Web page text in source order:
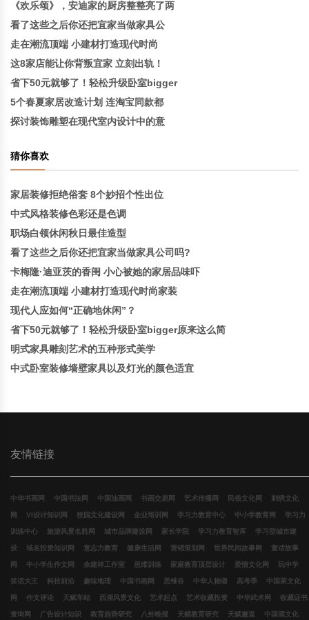
《欢乐颂》，安迪家的厨房整整亮了两
看了这些之后你还把宜家当做家具公
走在潮流顶端 小建材打造现代时尚
这8家店能让你背叛宜家 立刻出轨！
省下50元就够了！轻松升级卧室bigger
5个春夏家居改造计划 连淘宝同款都
探讨装饰雕塑在现代室内设计中的意
猜你喜欢
家居装修拒绝俗套 8个妙招个性出位
中式风格装修色彩还是色调
职场白领休闲秋日最佳造型
看了这些之后你还把宜家当做家具公司吗?
卡梅隆·迪亚茨的香闺 小心被她的家居品味吓
走在潮流顶端 小建材打造现代时尚家装
现代人应如何“正确地休闲”？
省下50元就够了！轻松升级卧室bigger原来这么简
明式家具雕刻艺术的五种形式美学
中式卧室装修墙壁家具以及灯光的颜色适宜
友情链接
中华书画网 中国书法网 中国油画网 书画交易网 艺术传播网 民俗文化网 刺绣文化
网 VI设计知识网 校园文化建设网 企业培训网 学习力教育中心 中小学教育网 学习力
训练中心 旅游风景名胜网 城市品牌建设网 家长学院 学习力教育智库 学习型城市建
设 域名投资知识网 意志力教育 健康生活网 营销策划网 世界民间故事网 童话故事
网 中小学生作文网 余建祥工作室 思维训练 家庭教育顶层设计 爱情文化网 玩中学
笑话大王 科技前沿 趣味地理 中国书画网 思维谷 中华人物谱 高考季 中国茶文化
网 作文评论 天赋车站 西湖风景文化 艺术起点 艺术收藏投资 中华武术网 收藏证书
查询网 广告设计知识 教育趋势研究 八卦晚报 天赋教育研究 天赋邂逅 中国酒文化